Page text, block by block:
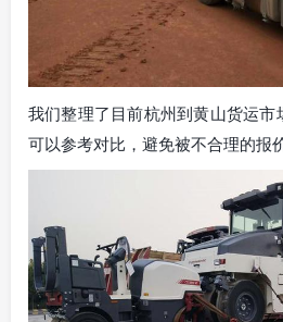
我们整理了目前杭州到黄山货运
可以参考对比，避免被不合理的报